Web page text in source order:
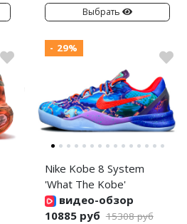
Выбрать
- 29%
Nike Kobe 8 System
'What The Kobe'
видео-обзор
10885 руб 15308 руб